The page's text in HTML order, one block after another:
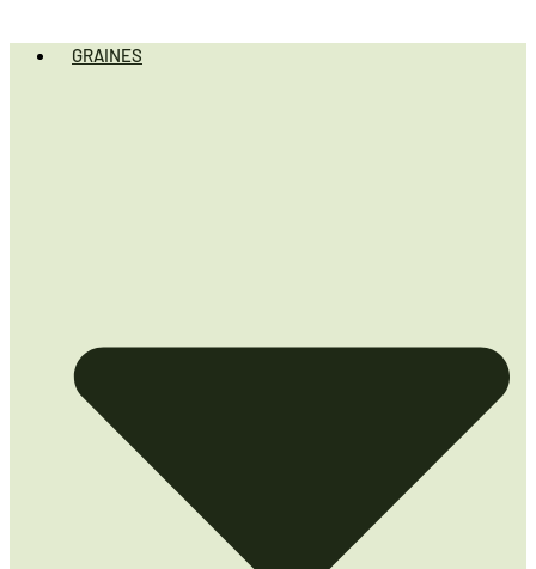
GRAINES